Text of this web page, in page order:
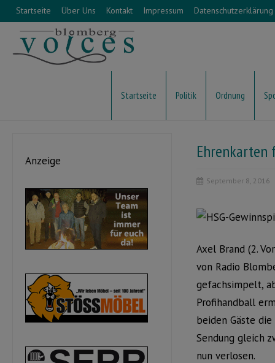
Startseite Über Uns Kontakt Impressum Datenschutzerklärung
Startseite Politik Ordnung
Ehrenkarten
September 8, 2016
Axel Brand (2.
von Radio
gefachsimpelt,
Profihandball
beiden Gäste
Sendung gleich
nun verlosen.
Anzeige